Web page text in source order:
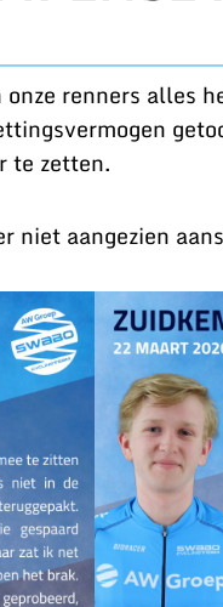
renners alles
te zetten.
niet aangezien